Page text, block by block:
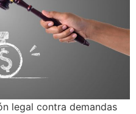
legal contra demandas